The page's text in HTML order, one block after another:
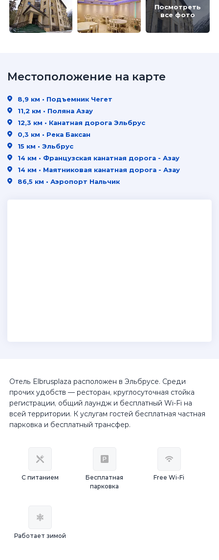
Посмотреть
все фото
Отель Elbrusplaza расположен в Эльбрусе. Среди
прочих удобств — ресторан, круглосуточная стойка
регистрации, общий лаундж и бесплатный Wi-Fi на
всей территории. К услугам гостей бесплатная частная
парковка и бесплатный трансфер.
С питанием
Бесплатная
парковка
Free Wi-Fi
Работает зимой
Местоположение на карте
8,9 км • Подъемник Чегет
11,2 км • Поляна Азау
12,3 км • Канатная дорога Эльбрус
0,3 км • Река Баксан
15 км • Эльбрус
14 км • Французская канатная дорога - Азау
14 км • Маятниковая канатная дорога - Азау
86,5 км • Аэропорт Нальчик